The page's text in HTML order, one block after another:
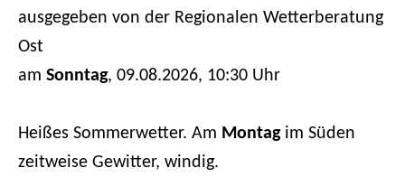
ausgegeben von der Regionalen Wetterberatung
Ost
am Sonntag, 09.08.2026, 10:30 Uhr
Heißes Sommerwetter. Am Montagim Süden
zeitweise Gewitter, windig.